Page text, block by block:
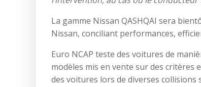
La gamme Nissan QASHQAI sera
Nissan, conciliant performances,
Euro NCAP teste des voitures de
modèles mis en vente sur des critères
des voitures lors de diverses